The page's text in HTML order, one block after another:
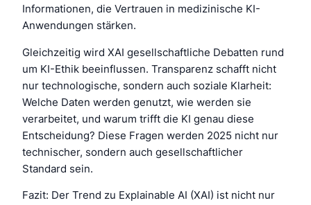
Informationen, die Vertrauen in medizinische KI-
Anwendungen stärken.
Gleichzeitig wird XAI gesellschaftliche Debatten rund
um KI-Ethik beeinflussen. Transparenz schafft nicht
nur technologische, sondern auch soziale Klarheit:
Welche Daten werden genutzt, wie werden sie
verarbeitet, und warum trifft die KI genau diese
Entscheidung? Diese Fragen werden 2025 nicht nur
technischer, sondern auch gesellschaftlicher
Standard sein.
Fazit: Der Trend zu Explainable AI (XAI) ist nicht nur